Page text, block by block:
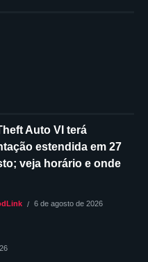
Auto VI terá
estendida em 27
veja horário e onde
6 de agosto de 2026